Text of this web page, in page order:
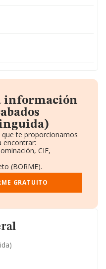
información
te proporcionamos
encontrar:
CIF,
(BORME).
y Empleados.
y Administradores.
complementaria.
GRATUITO